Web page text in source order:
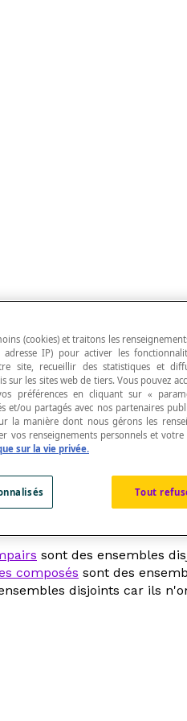
sont des ensembles
composés sont des
ensembles disjoints car
(cookies) et traitons les
IP) pour activer les
site, recueillir des statistiques et
sur les sites web de tiers. Vous pouvez
préférences en cliquant sur «
et/ou partagés avec nos partenaires
la manière dont nous gérons les
vos renseignements personnels et
sur la vie privée.
Tout